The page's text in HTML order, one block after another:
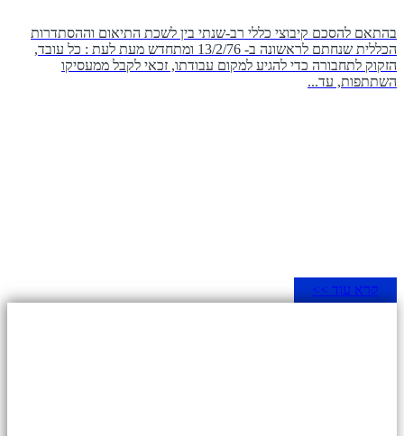
בהתאם להסכם קיבוצי כללי רב-שנתי בין לשכת התיאום וההסתדרות
הכללית שנחתם לראשונה ב- 13/2/76 ומתחדש מעת לעת : כל עובד,
הזקוק לתחבורה כדי להגיע למקום עבודתו, זכאי לקבל ממעסיקו
השתתפות, עד...
קרא עוד >>